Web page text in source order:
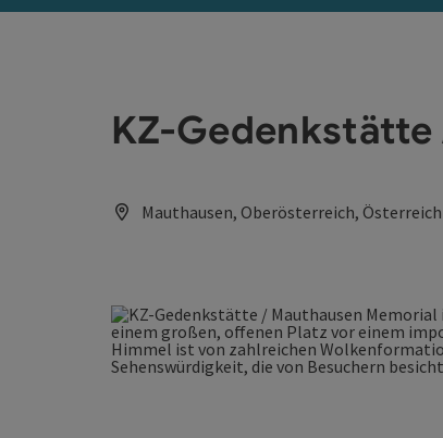
KZ-
Mauthausen, Oberösterreich, Österreich